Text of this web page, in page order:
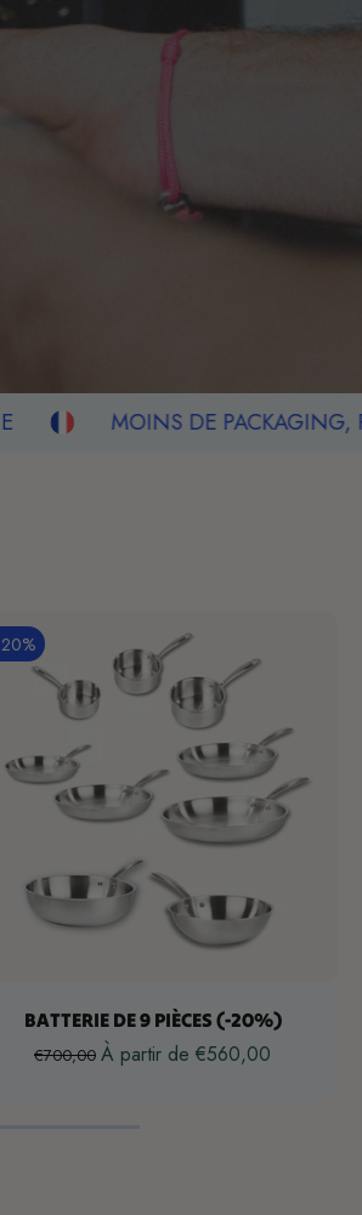
DE PACKAGING, PLUS DE
BATTERIE DE 9 PIÈCES (-20%)
€700,00 À partir de €560,00